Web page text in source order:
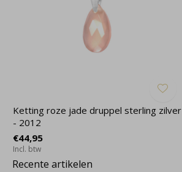
Ketting roze jade druppel sterling zilver
- 2012
€44,95
Incl. btw
Recente artikelen